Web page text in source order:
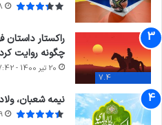
8 مهر
7.4
راکستار
چگونه روایت
20 تیر 1400 - 7:42 ب.ظ
نیمه شعبان،
29